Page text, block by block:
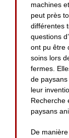
machines
peut près
différentes
questions
ont pu être
soins lors
fermes.
de
leur
Recherche
paysans
De